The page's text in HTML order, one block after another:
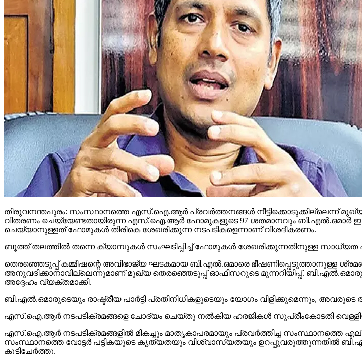
തിരുവനന്തപുരം: സംസ്ഥാനത്തെ എസ്.ഐ.ആര്‍ പ്രവര്‍ത്തനങ്ങള്‍ നീട്ടിക്കൊടുക്കില്ലെന്ന്
വിതരണം ചെയ്യേണ്ടതായിരുന്ന എസ്.ഐ.ആര്‍ ഫോമുകളുടെ 97 ശതമാനവും ബി.എല്‍.ഒമാര്‍
ചെയ്യാനുള്ളത് ഫോമുകള്‍ തിരികെ ശേഖരിക്കുന്ന നടപടികളെന്നാണ് വിശദീകരണം.
ബൂത്ത് തലത്തില്‍ തന്നെ ക്യാമ്പുകള്‍ സംഘടിപ്പിച്ച് ഫോമുകള്‍ ശേഖരിക്കുന്നതിനുള്ള സാധ്യത
തെരഞ്ഞെടുപ്പ് കമ്മീഷന്റെ അവിഭാജ്യ ഘടകമായ ബി.എല്‍.ഒമാരെ ഭീഷണിപ്പെടുത്താനുള്ള
അനുവദിക്കാനാവില്ലെന്നുമാണ് മുഖ്യ തെരഞ്ഞെടുപ്പ് ഓഫീസറുടെ മുന്നറിയിപ്പ്.
അദ്ദേഹം വ്യക്തമാക്കി.
ബി.എല്‍.ഒമാരുടെയും രാഷ്ട്രീയ പാര്‍ട്ടി പ്രതിനിധികളുടെയും യോഗം വിളിക്കുമെന്നും,
എസ്.ഐ.ആര്‍ നടപടിക്രമങ്ങളെ ചോദ്യം ചെയ്തു നല്‍കിയ ഹരജികള്‍ സുപ്രീംകോടതി
എസ്.ഐ.ആര്‍ നടപടിക്രമങ്ങളില്‍ മികച്ചും മാതൃകാപരമായും പ്രവര്‍ത്തിച്ച സംസ്ഥാനത്തെ
സംസ്ഥാനത്തെ വോട്ടര്‍ പട്ടികയുടെ കൃത്യതയും വിശ്വാസ്യതയും ഉറപ്പുവരുത്തുന്നതില്‍
കൂട്ടിച്ചേര്‍ത്തു.